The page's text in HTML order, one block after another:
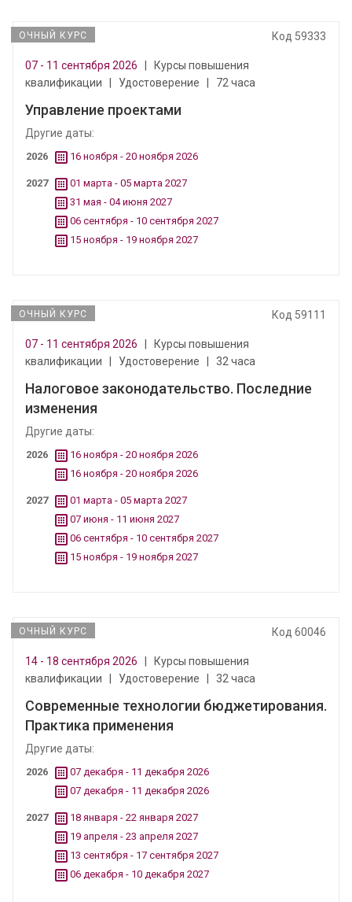
ОЧНЫЙ КУРС Код 59333
07 - 11 сентября 2026
Курсы повышения
квалификации
Удостоверение 72 часа
Управление проектами
Другие даты:
2026 16 ноября - 20 ноября 2026
2027
01 марта - 05 марта 2027
31 мая - 04 июня 2027
06 сентября - 10 сентября 2027
15 ноября - 19 ноября 2027
ОЧНЫЙ КУРС Код 59111
07 - 11 сентября 2026
Курсы повышения
квалификации
Удостоверение 32 часа
Налоговое законодательство. Последние
изменения
Другие даты:
2026
16 ноября - 20 ноября 2026
16 ноября - 20 ноября 2026
2027
01 марта - 05 марта 2027
07 июня - 11 июня 2027
06 сентября - 10 сентября 2027
15 ноября - 19 ноября 2027
ОЧНЫЙ КУРС Код 60046
14 - 18 сентября 2026
Курсы повышения
квалификации
Удостоверение 32 часа
Современные технологии бюджетирования.
Практика применения
Другие даты:
2026
07 декабря - 11 декабря 2026
07 декабря - 11 декабря 2026
2027
18 января - 22 января 2027
19 апреля - 23 апреля 2027
13 сентября - 17 сентября 2027
06 декабря - 10 декабря 2027